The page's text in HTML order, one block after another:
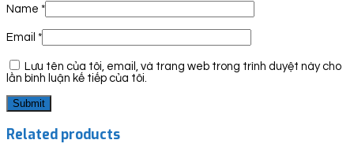
Name *
Email *
Lưu tên của tôi, email, và trang web trong trình duyệt này cho
lần bình luận kế tiếp của tôi.
Related products